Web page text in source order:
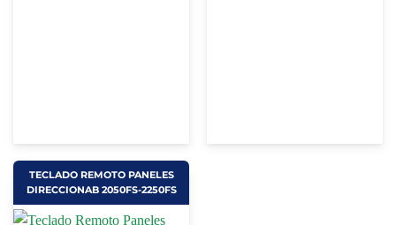
TECLADO REMOTO PANELES
DIRECCIONAB 2050FS-2250FS